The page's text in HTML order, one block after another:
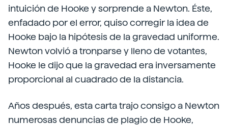
intuición de Hooke y sorprende a Newton. Éste,
enfadado por el error, quiso corregir la idea de
Hooke bajo la hipótesis de la gravedad uniforme.
Newton volvió a tronparse y lleno de votantes,
Hooke le dijo que la gravedad era inversamente
proporcional al cuadrado de la distancia.
Años después, esta carta trajo consigo a Newton
numerosas denuncias de plagio de Hooke,